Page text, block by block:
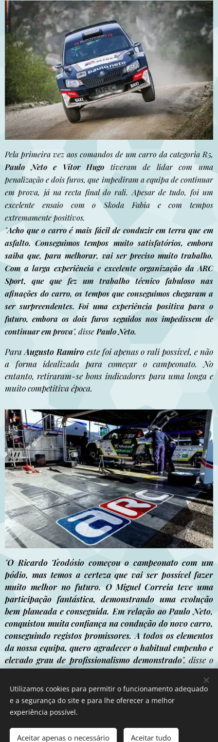
Pela primeira vez aos comandos de um carro da categoria R5,
Paulo Neto e Vítor Hugo tiveram de lidar com uma
penalização e dois furos, que impediram a equipa de continuar
em prova, já na recta final do rali. Apesar de tudo, foi um
excelente ensaio com o Skoda Fabia e com tempos
extremamente positivos.
"Acho que o carro é mais fácil de conduzir em terra que em
asfalto. Conseguimos tempos muito satisfatórios, embora
saiba que, para melhorar, vai ser preciso muito trabalho.
Com a larga experiência e excelente organização da ARC
Sport, que que fez um trabalho técnico fabuloso nas
afinações do carro, os tempos que conseguimos chegaram a
ser surpreendentes. Foi uma experiência positiva para o
futuro, embora os dois furos seguidos nos impedissem de
continuar em prova", disse Paulo Neto.
ParaAugusto Ramiroeste foi apenas o rali possível, e não
a forma idealizada para começar o campeonato. No
entanto, retiraram-se bons indicadores para uma longa e
muito competitiva época.
"O Ricardo Teodósio começou o campeonato com um
pódio, mas temos a certeza que vai ser possível fazer
muito melhor no futuro. O Miguel Correia teve uma
participação fantástica, demonstrando uma evolução
bem planeada e conseguida. Em relação ao Paulo Neto,
conquistou muita confiança na condução do novo carro,
conseguindo registos promissores. A todos os elementos
da nossa equipa, quero agradecer o habitual empenho e
elevado grau de profissionalismo demonstrado", disse o
responsável pela ARC Sport.
Utilizamos cookies para permitir o funcionamento adequado
e a segurança do site e para lhe oferecer a melhor
experiência possível.
Aceitar apenas o necessário Aceitar tudo